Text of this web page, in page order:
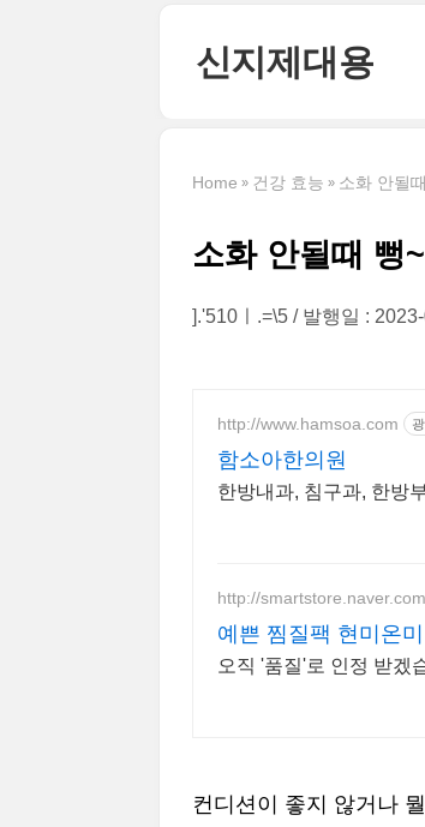
신지제대용
Home 건강 효능 소화 안될
소화 안될때 뻥
].'510ㅣ.=\5 발행일 :
http://www.hamsoa.com
함소아한의원
한방내과, 침구과, 한방
http://
예쁜 찜질팩 현미온
오직 '품질'로 인정 받겠
컨디션이 좋지 않거나